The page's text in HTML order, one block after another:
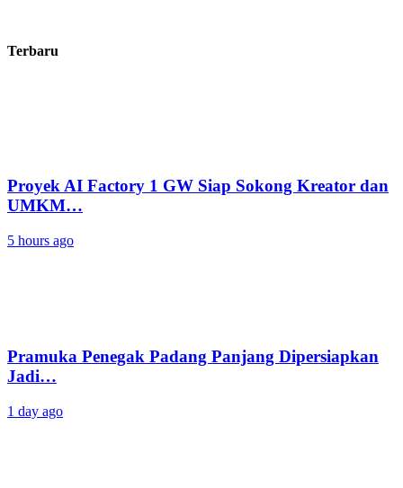
Terbaru
Proyek AI Factory 1 GW Siap Sokong Kreator dan
UMKM…
5 hours ago
Pramuka Penegak Padang Panjang Dipersiapkan
Jadi…
1 day ago